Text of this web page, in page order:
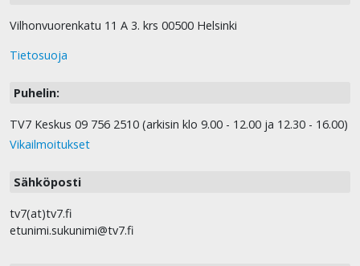
Vilhonvuorenkatu 11 A 3. krs 00500 Helsinki
Tietosuoja
Puhelin:
TV7 Keskus 09 756 2510 (arkisin klo 9.00 - 12.00 ja 12.30 - 16.00)
Vikailmoitukset
Sähköposti
tv7(at)tv7.fi
etunimi.sukunimi@tv7.fi